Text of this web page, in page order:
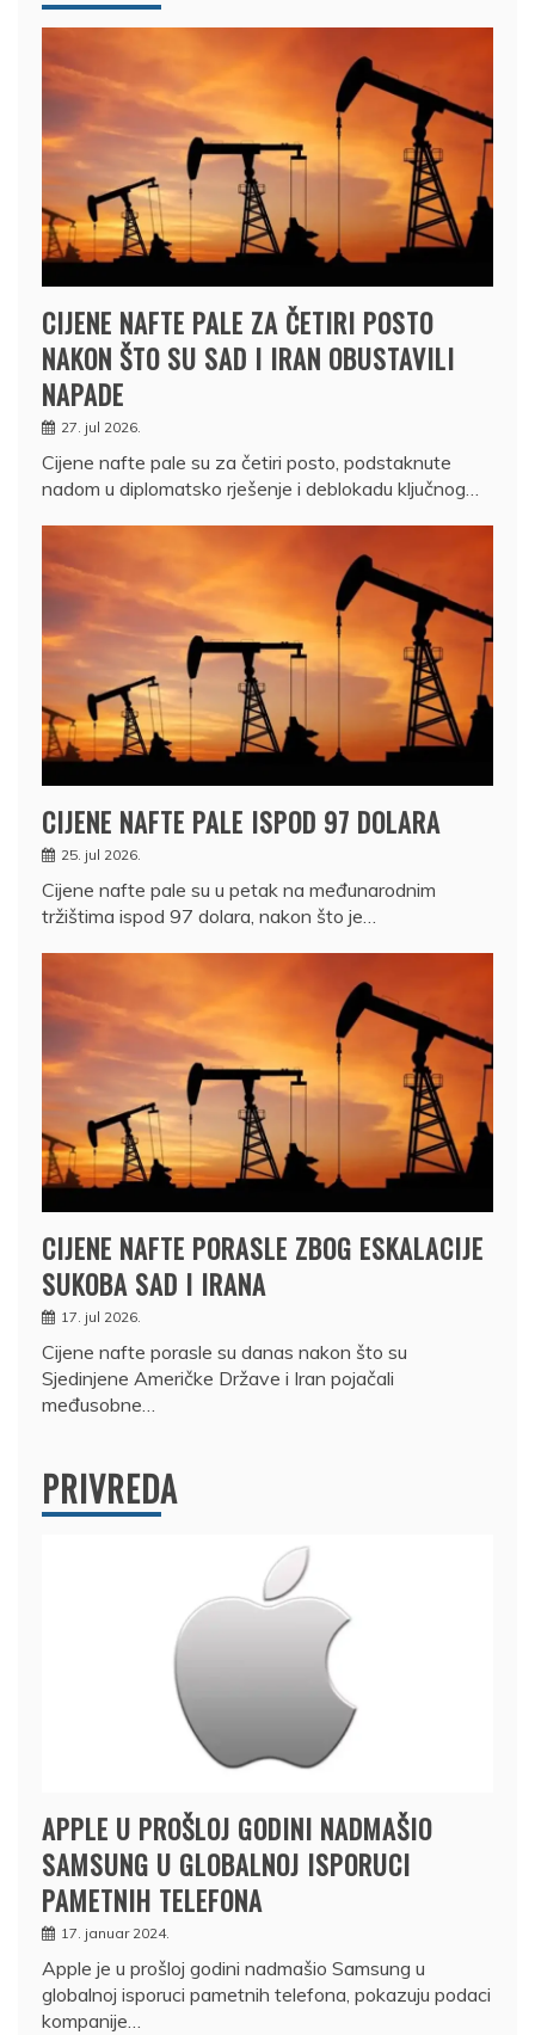
CIJENE NAFTE PALE ZA ČETIRI POSTO
NAKON ŠTO SU SAD I IRAN OBUSTAVILI
NAPADE
27. jul 2026.
Cijene nafte pale su za četiri posto, podstaknute
nadom u diplomatsko rješenje i deblokadu ključnog…
CIJENE NAFTE PALE ISPOD 97 DOLARA
25. jul 2026.
Cijene nafte pale su u petak na međunarodnim
tržištima ispod 97 dolara, nakon što je…
CIJENE NAFTE PORASLE ZBOG ESKALACIJE
SUKOBA SAD I IRANA
17. jul 2026.
Cijene nafte porasle su danas nakon što su
Sjedinjene Američke Države i Iran pojačali
međusobne…
PRIVREDA
APPLE U PROŠLOJ GODINI NADMAŠIO
SAMSUNG U GLOBALNOJ ISPORUCI
PAMETNIH TELEFONA
17. januar 2024.
Apple je u prošloj godini nadmašio Samsung u
globalnoj isporuci pametnih telefona, pokazuju podaci
kompanije…